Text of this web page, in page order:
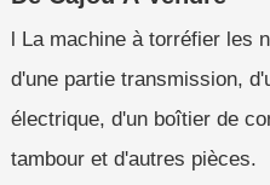
l La machine à torréfier les
d'une partie transmission,
électrique, d'un boîtier de
tambour et d'autres pièces.